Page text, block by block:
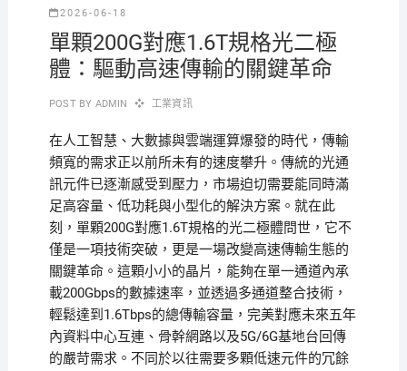
2026-06-18
單顆200G對應1.6T規格光二極
體：驅動高速傳輸的關鍵革命
POST BY ADMIN 工業資訊
在人工智慧、大數據與雲端運算爆發的時代，傳輸
頻寬的需求正以前所未有的速度攀升。傳統的光通
訊元件已逐漸感受到壓力，市場迫切需要能同時滿
足高容量、低功耗與小型化的解決方案。就在此
刻，單顆200G對應1.6T規格的光二極體問世，它不
僅是一項技術突破，更是一場改變高速傳輸生態的
關鍵革命。這顆小小的晶片，能夠在單一通道內承
載200Gbps的數據速率，並透過多通道整合技術，
輕鬆達到1.6Tbps的總傳輸容量，完美對應未來五年
內資料中心互連、骨幹網路以及5G/6G基地台回傳
的嚴苛需求。不同於以往需要多顆低速元件的冗餘